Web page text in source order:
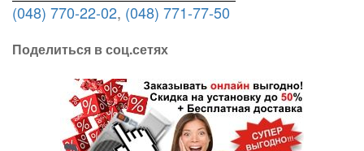
(048) 770-22-02, (048) 771-77-50
Поделиться в соц.сетях